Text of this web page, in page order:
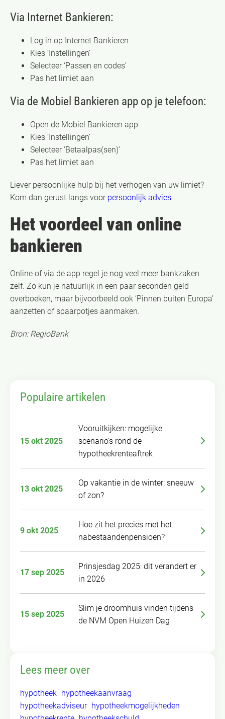
Via Internet Bankieren:
Log in op Internet Bankieren
Kies ‘Instellingen’
Selecteer ‘Passen en codes’
Pas het limiet aan
Via de Mobiel Bankieren app op je telefoon:
Open de Mobiel Bankieren app
Kies ‘Instellingen’
Selecteer ‘Betaalpas(sen)’
Pas het limiet aan
Liever persoonlijke hulp bij het verhogen van uw limiet?
Kom dan gerust langs voor persoonlijk advies.
Het voordeel van online
bankieren
Online of via de app regel je nog veel meer bankzaken
zelf. Zo kun je natuurlijk in een paar seconden geld
overboeken, maar bijvoorbeeld ook ‘Pinnen buiten Europa’
aanzetten of spaarpotjes aanmaken.
Bron: RegioBank
Populaire artikelen
15 okt 2025
Vooruitkijken: mogelijke
scenario’s rond de
hypotheekrenteaftrek
13 okt 2025
Op vakantie in de winter: sneeuw
of zon?
9 okt 2025
Hoe zit het precies met het
nabestaandenpensioen?
17 sep 2025
Prinsjesdag 2025: dit verandert er
in 2026
15 sep 2025
Slim je droomhuis vinden tijdens
de NVM Open Huizen Dag
Lees meer over
hypotheek hypotheekaanvraag
hypotheekadviseur hypotheekmogelijkheden